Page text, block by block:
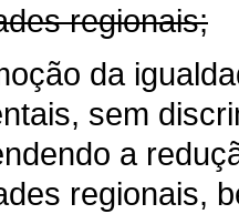
regionais;
da
sem
a
regionais,